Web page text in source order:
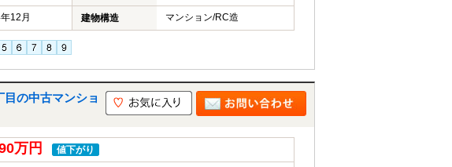
12月 建物構造 マンション/RC造
の中古マンショ
万円 値下がり